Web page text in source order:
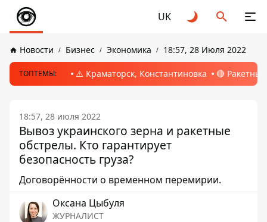
UK
Новости Бизнес Экономика 18:57, 28 Июля 2022
ТОПТЕМЫ: ⚠️ Краматорск, Константиновка 🔴
18:57, 28 июля 2022
Вывоз украинского зерна и ракетные
обстрелы. Кто гарантирует
безопасность груза?
Договорённости о временном перемирии.
Оксана Цыбуля
ЖУРНАЛИСТ